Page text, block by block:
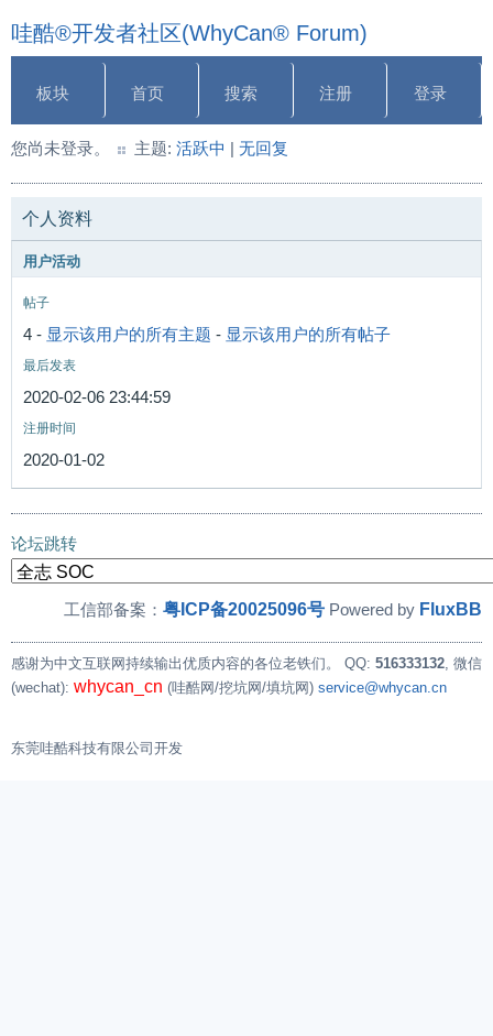
哇酷®开发者社区(WhyCan® Forum)
板块 首页 搜索 注册 登录
您尚未登录。 主题: 活跃中 | 无回复
个人资料
用户活动
帖子
4 - 显示该用户的所有主题 - 显示该用户的所有帖子
最后发表
2020-02-06 23:44:59
注册时间
2020-01-02
论坛跳转
工信部备案： 粤ICP备20025096号 Powered by FluxBB
感谢为中文互联网持续输出优质内容的各位老铁们。 QQ: 516333132, 微信
(wechat): whycan_cn (哇酷网/挖坑网/填坑网) service@whycan.cn
东莞哇酷科技有限公司开发